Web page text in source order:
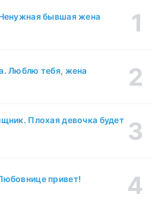
бывшая жена
Люблю тебя, жена
Плохая девочка будет
привет!